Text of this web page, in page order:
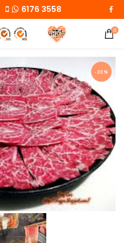
6176 3558
0
-33%